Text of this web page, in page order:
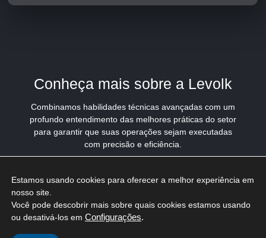
Conheça mais sobre a Levolk
Combinamos habilidades técnicas avançadas com um
profundo entendimento das melhores práticas do setor
para garantir que suas operações sejam executadas
com precisão e eficiência.
SAIBA MAIS
Estamos usando cookies para oferecer a melhor experiência em
nosso site.
Você pode descobrir mais sobre quais cookies estamos usando
ou desativá-los em Configurações.